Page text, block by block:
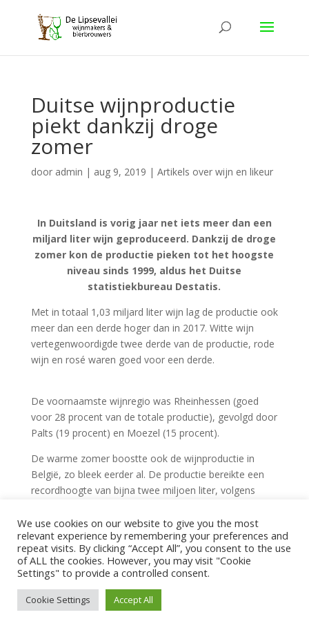
Duitse wijnproductie
piekt dankzij droge
zomer
door admin | aug 9, 2019 | Artikels over wijn en likeur
In Duitsland is vorig jaar net iets meer dan een
miljard liter wijn geproduceerd. Dankzij de droge
zomer kon de productie pieken tot het hoogste
niveau sinds 1999, aldus het Duitse
statistiekbureau Destatis.
Met in totaal 1,03 miljard liter wijn lag de productie ook
meer dan een derde hoger dan in 2017. Witte wijn
vertegenwoordigde twee derde van de productie, rode
wijn en rosé waren goed voor een derde.
De voornaamste wijnregio was Rheinhessen (goed
voor 28 procent van de totale productie), gevolgd door
Palts (19 procent) en Moezel (15 procent).
De warme zomer boostte ook de wijnproductie in
België, zo bleek eerder al. De productie bereikte een
recordhoogte van bijna twee miljoen liter, volgens
aantal wijnbouwers en de oppervlakte van de
wijngaarden nemen ook jaar na jaar toe.
Bron: Belga
We use cookies on our website to give you the most
relevant experience by remembering your preferences and
repeat visits. By clicking “Accept All”, you consent to the use
of ALL the cookies. However, you may visit "Cookie
Settings" to provide a controlled consent.
Cookie Settings Accept All